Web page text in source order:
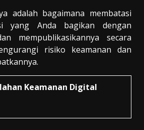
adalah bagaimana membatasi
yang Anda bagikan dengan
mempublikasikannya secara
risiko keamanan dan
Keamanan Digital